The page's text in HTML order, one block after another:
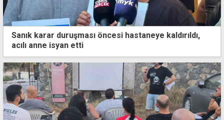
Sanık karar duruşması öncesi hastaneye kaldırıldı,
acılı anne isyan etti